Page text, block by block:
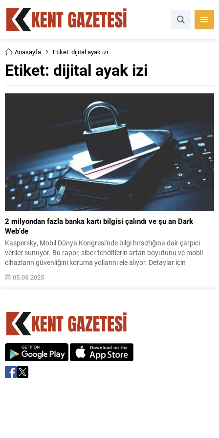
Anasayfa Etiket: dijital ayak izi
Etiket: dijital ayak izi
2 milyondan fazla banka kartı bilgisi çalındı ve şu an Dark
Web’de
Kaspersky, Mobil Dünya Kongresi'nde bilgi hırsızlığına dair çarpıcı
veriler sunuyor. Bu rapor, siber tehditlerin artan boyutunu ve mobil
cihazların güvenliğini koruma yollarını ele alıyor. Detaylar için
05.03.2025